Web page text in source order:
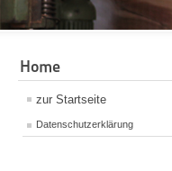
Home
zur Startseite
Datenschutzerklärung